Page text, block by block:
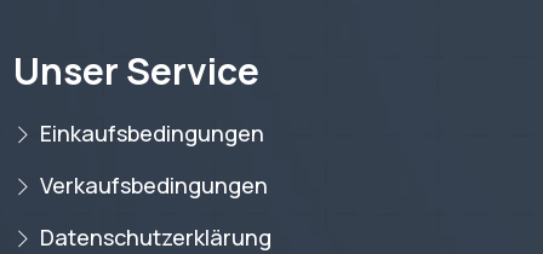
Unser Service
Einkaufsbedingungen
Verkaufsbedingungen
Datenschutzerklärung